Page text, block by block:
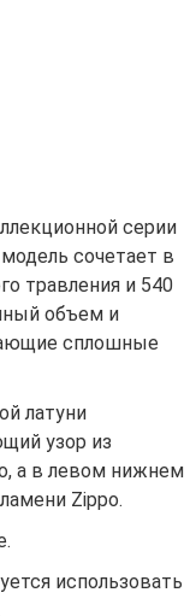
серии
сочетает в
травления и 540
объем и
сплошные
латуни
узор из
а в левом нижнем
Zippo.
использовать